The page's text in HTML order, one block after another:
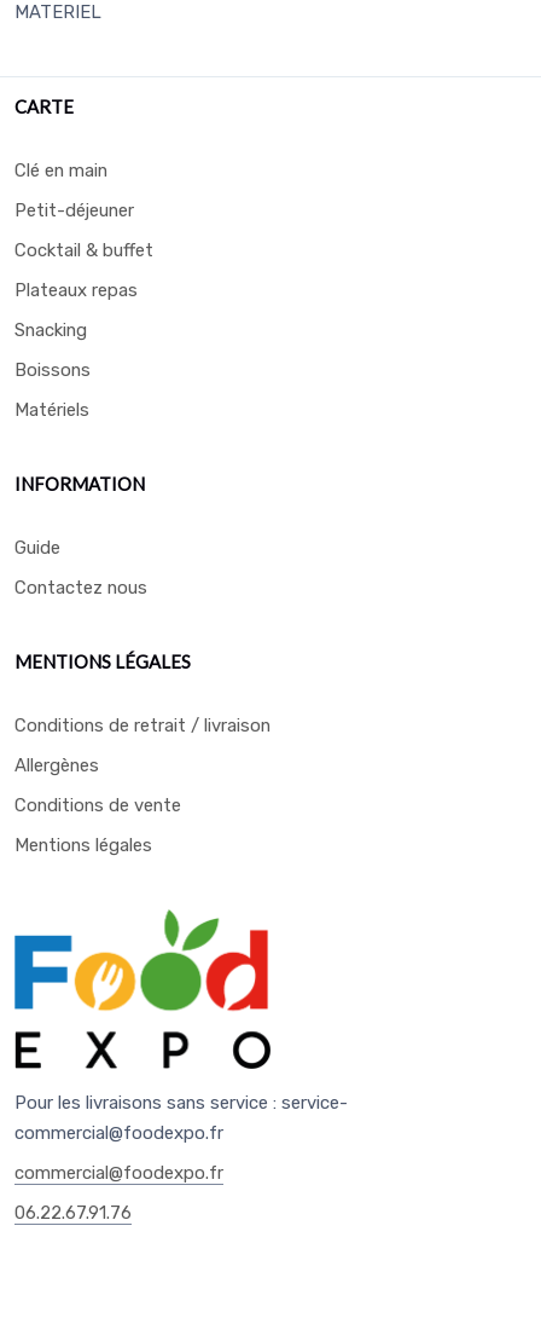
MATERIEL
CARTE
Clé en main
Petit-déjeuner
Cocktail & buffet
Plateaux repas
Snacking
Boissons
Matériels
INFORMATION
Guide
Contactez nous
MENTIONS LÉGALES
Conditions de retrait / livraison
Allergènes
Conditions de vente
Mentions légales
Pour les livraisons sans service : service-
commercial@foodexpo.fr
commercial@foodexpo.fr
06.22.67.91.76